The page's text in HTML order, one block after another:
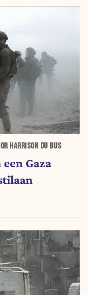
HARRISON DU BUS
Gaza